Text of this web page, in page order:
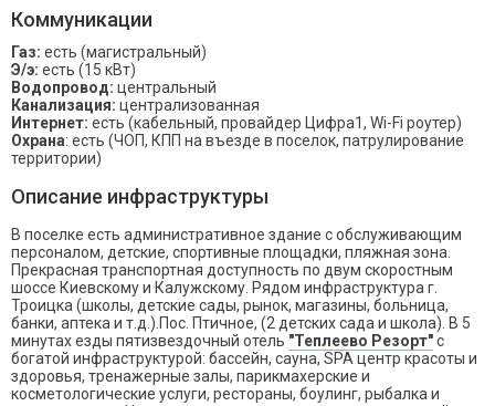
Коммуникации
Газ: есть (магистральный)
Э/э: есть (15 кВт)
Водопровод: центральный
Канализация: централизованная
Интернет: есть (кабельный, провайдер Цифра1, Wi-Fi роутер)
Охрана: есть (ЧОП, КПП на въезде в поселок, патрулирование
территории)
Описание инфраструктуры
В поселке есть административное здание с обслуживающим
персоналом, детские, спортивные площадки, пляжная зона.
Прекрасная транспортная доступность по двум скоростным
шоссе Киевскому и Калужскому. Рядом инфраструктура г.
Троицка (школы, детские сады, рынок, магазины, больница,
банки, аптека и т.д.).Пос. Птичное, (2 детских сада и школа). В 5
минутах езды пятизвездочный отель "Теплеево Резорт"с
богатой инфраструктурой: бассейн, сауна, SPA центр красоты и
здоровья, тренажерные залы, парикмахерские и
косметологические услуги, рестораны, боулинг, рыбалка и